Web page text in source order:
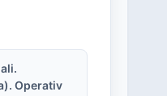
Operativ